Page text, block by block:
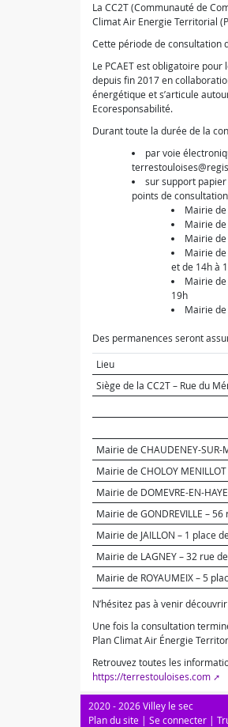
La CC2T (Communauté de
Climat Air Energie Territorial
Cette période de consultation
Le PCAET est obligatoire
depuis fin 2017 en
énergétique et s’articule
Ecoresponsabilité.
Durant toute la durée de la
par voie
sur support papier
points de
Mairie de
Mairie
Mairie de
Mairie de
et de 14h à
Mairie de
19h
Mairie de
Des permanences seront
Lieu
Siège de la CC2T – Rue du
Mairie de CHAUDENEY-SUR-
Mairie de CHOLOY
Mairie de DOMEVRE-EN-
Mairie de GONDREVILLE –
Mairie de JAILLON – 1 place
Mairie de LAGNEY – 32 rue
Mairie de ROYAUMEIX – 5
N’hésitez pas à venir
Une fois la consultation
Plan Climat Air Énergie
Retrouvez toutes les
https://terrestouloises.com
2020 - 2026 Villey le sec
Plan du site | Se connecter |